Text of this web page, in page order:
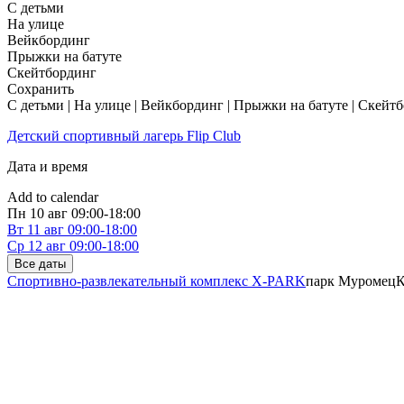
С детьми
На улице
Вейкбординг
Прыжки на батуте
Скейтбординг
Сохранить
С детьми | На улице | Вейкбординг | Прыжки на батуте |
Детский спортивный лагерь Flip Club
Дата и время
Add to calendar
Пн 10 авг 09:00-18:00
Вт 11 авг 09:00-18:00
Ср 12 авг 09:00-18:00
Все даты
Спортивно-развлекательный комплекс X-PARKпарк Муромец